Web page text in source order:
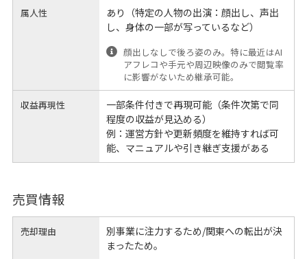
属人性
あり（特定の人物の出演：顔出し、声出
し、身体の一部が写っているなど）
顔出しなしで後ろ姿のみ。特に最近はAI
アフレコや手元や周辺映像のみで閲覧率
に影響がないため継承可能。
収益再現性
一部条件付きで再現可能（条件次第で同
程度の収益が見込める）
例：運営方針や更新頻度を維持すれば可
能、マニュアルや引き継ぎ支援がある
売買情報
売却理由
別事業に注力するため/関東への転出が決
まったため。